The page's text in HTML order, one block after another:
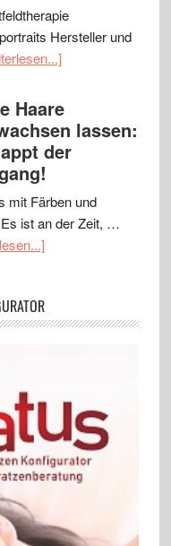
Hersteller und
Haare
lassen:
der
mit Färben und
ist an der Zeit, …